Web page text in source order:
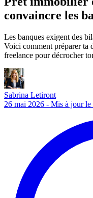
convaincre les
Les banques exigent des
Voici comment préparer ta
freelance pour décrocher
Sabrina Letiront
26 mai 2026 - Mis à jour le